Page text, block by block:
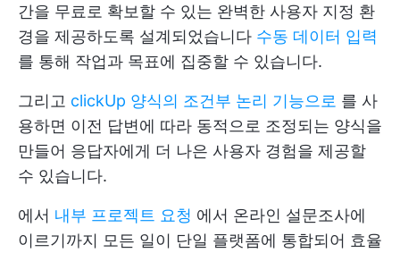
간을 무료로 확보할 수 있는 완벽한 사용자 지정 환
경을 제공하도록 설계되었습니다 수동 데이터 입력
를 통해 작업과 목표에 집중할 수 있습니다.
그리고 clickUp 양식의 조건부 논리 기능으로 를 사
용하면 이전 답변에 따라 동적으로 조정되는 양식을
만들어 응답자에게 더 나은 사용자 경험을 제공할
수 있습니다.
에서 내부 프로젝트 요청 에서 온라인 설문조사에
이르기까지 모든 일이 단일 플랫폼에 통합되어 효율